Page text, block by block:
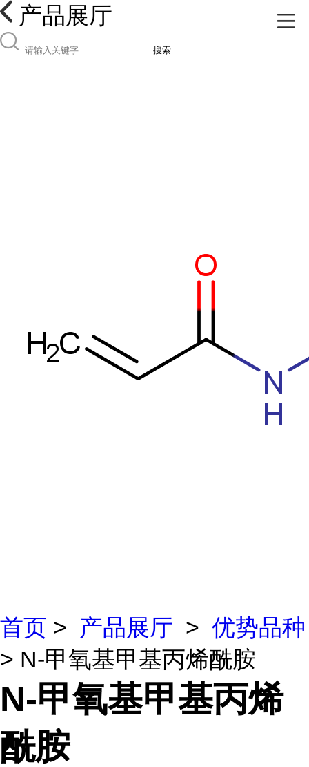
产品展厅
搜索
首页 > 产品展厅 > 优势品种
> N-甲氧基甲基丙烯酰胺
N-甲氧基甲基丙烯
酰胺